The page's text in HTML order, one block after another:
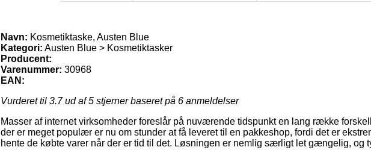
Navn: Kosmetiktaske, Austen Blue
Kategori: Austen Blue > Kosmetiktasker
Producent:
Varenummer: 30968
EAN:
Vurderet til 3.7ud af 5 stjerner baseret på 6 anmeldelser
Masser af internet virksomheder foreslår på nuværende tidspunkt en lang række
der er meget populær er nu om stunder at få leveret til en pakkeshop, fordi det er
hente de købte varer når der er tid til det. Løsningen er nemlig særligt let gængelig, og